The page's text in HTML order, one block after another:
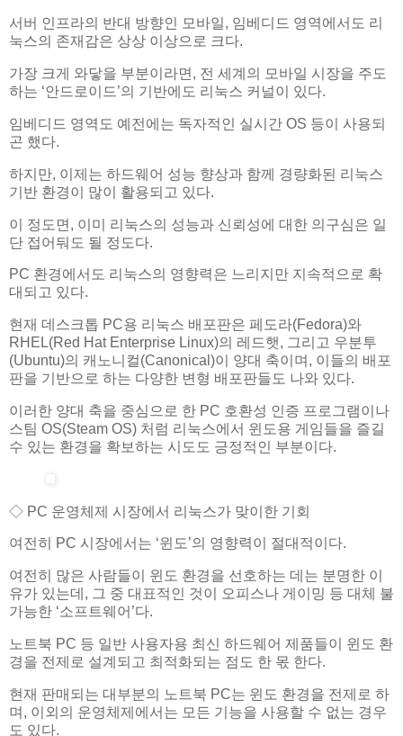
서버 인프라의 반대 방향인 모바일, 임베디드 영역에서도 리
눅스의 존재감은 상상 이상으로 크다.
가장 크게 와닿을 부분이라면, 전 세계의 모바일 시장을 주도
하는 ‘안드로이드’의 기반에도 리눅스 커널이 있다.
임베디드 영역도 예전에는 독자적인 실시간 OS 등이 사용되
곤 했다.
하지만, 이제는 하드웨어 성능 향상과 함께 경량화된 리눅스
기반 환경이 많이 활용되고 있다.
이 정도면, 이미 리눅스의 성능과 신뢰성에 대한 의구심은 일
단 접어둬도 될 정도다.
PC 환경에서도 리눅스의 영향력은 느리지만 지속적으로 확
대되고 있다.
현재 데스크톱 PC용 리눅스 배포판은 페도라(Fedora)와
RHEL(Red Hat Enterprise Linux)의 레드햇, 그리고 우분투
(Ubuntu)의 캐노니컬(Canonical)이 양대 축이며, 이들의 배포
판을 기반으로 하는 다양한 변형 배포판들도 나와 있다.
이러한 양대 축을 중심으로 한 PC 호환성 인증 프로그램이나
스팀 OS(Steam OS) 처럼 리눅스에서 윈도용 게임들을 즐길
수 있는 환경을 확보하는 시도도 긍정적인 부분이다.
◇ PC 운영체제 시장에서 리눅스가 맞이한 기회
여전히 PC 시장에서는 ‘윈도’의 영향력이 절대적이다.
여전히 많은 사람들이 윈도 환경을 선호하는 데는 분명한 이
유가 있는데, 그 중 대표적인 것이 오피스나 게이밍 등 대체 불
가능한 ‘소프트웨어’다.
노트북 PC 등 일반 사용자용 최신 하드웨어 제품들이 윈도 환
경을 전제로 설계되고 최적화되는 점도 한 몫 한다.
현재 판매되는 대부분의 노트북 PC는 윈도 환경을 전제로 하
며, 이외의 운영체제에서는 모든 기능을 사용할 수 없는 경우
도 있다.